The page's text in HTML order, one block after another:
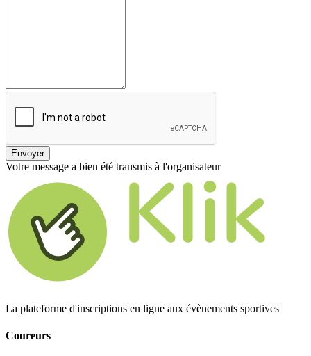
Envoyer
Votre message a bien été transmis à l'organisateur
La plateforme d'inscriptions en ligne aux évènements sportives
Coureurs